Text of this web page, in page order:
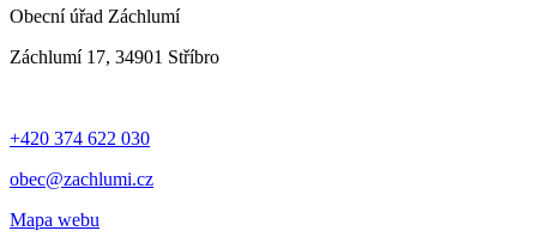
Obecní úřad Záchlumí
Záchlumí 17, 34901 Stříbro
+420 374 622 030
obec@zachlumi.cz
Mapa webu